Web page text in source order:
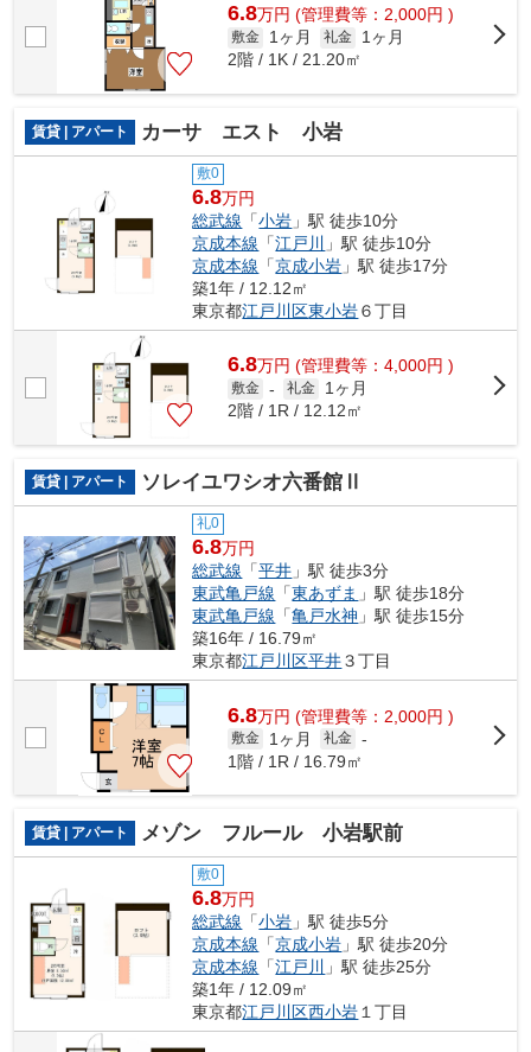
6.8万円 (管理費等：2,000円 )
敷金 1ヶ月 礼金
1ヶ月
2階 / 1K / 21.20㎡
賃貸 | アパート カーサ エスト 小岩
敷0
6.8万円
総武線 「小岩 」駅 徒歩10分
京成本線 「江戸川 」駅 徒歩10分
京成本線 「京成小岩 」駅 徒歩17分
築1年 / 12.12㎡
東京都江戸川区東小岩６丁目
6.8万円 (管理費等：4,000円 )
敷金 - 礼金
1ヶ月
2階 / 1R / 12.12㎡
賃貸 | アパート ソレイユワシオ六番館Ⅱ
礼0
6.8万円
総武線 「平井 」駅 徒歩3分
東武亀戸線 「東あずま 」駅 徒歩18分
東武亀戸線 「亀戸水神 」駅 徒歩15分
築16年 / 16.79㎡
東京都江戸川区平井３丁目
6.8万円 (管理費等：2,000円 )
敷金 1ヶ月 礼金 -
1階 / 1R / 16.79㎡
賃貸 | アパート メゾン フルール 小岩駅前
敷0
6.8万円
総武線 「小岩 」駅 徒歩5分
京成本線 「京成小岩 」駅 徒歩20分
京成本線 「江戸川
」駅 徒歩25分
築1年 / 12.09㎡
東京都江戸川区西小岩 １丁目